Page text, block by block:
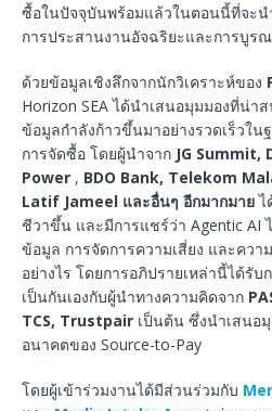
ซื้อในปัจจุบันพร้อมแล้วในตอนนี้ที่จะน
การประสานงานอัจฉริยะและการบูร
ด้วยข้อมูลเชิงลึกจากนักวิเคราะห์ของ
Horizon SEA ได้นำเสนอมุมมองที่น่า
ข้อมูลกำลังก้าวขึ้นมาอย่างรวดเร็วใ
การจัดซื้อ โดยผู้นำจาก JG Summit,
Power , BDO Bank, Telekom
Latif Jameel และอื่นๆ อีกมากมายไ
ชีวาขึ้น และมีการแชร์ว่า Agentic AI
ข้อมูล การจัดการความเสี่ยง และคว
อย่างไร โดยการอภิปรายเหล่านี้ได้รั
เป็นกันเองกับผู้นำทางความคิดจาก
TCS, Trustpair เป็นต้น ซึ่งนำเสนอ
อนาคตของ Source-to-Pay
โดยผู้เข้าร่วมงานได้มีส่วนร่วมกับ